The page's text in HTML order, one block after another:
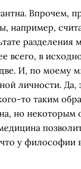
Впрочем,
например,
разделения
всего, в
И, по моему
личности. Да,
то таким
но некоторым
у философии